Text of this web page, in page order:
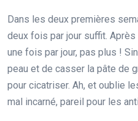
Dans les deux premières
deux fois par jour suffit. Après
une fois par jour, pas plus !
peau et de casser la pâte de
pour cicatriser. Ah, et oublie
mal incarné, pareil pour les